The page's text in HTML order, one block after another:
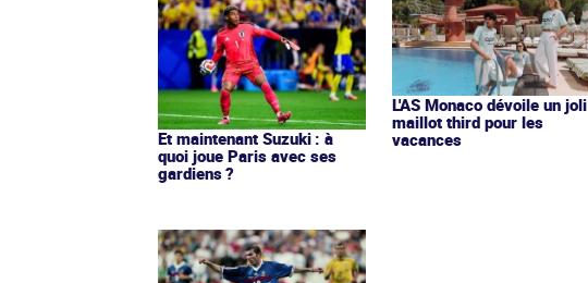
Et maintenant Suzuki : à
quoi joue Paris avec ses
gardiens ?
L'AS Monaco dévoile un joli
maillot third pour les
vacances